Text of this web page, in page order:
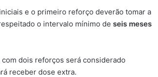
e o primeiro reforço deverão tomar a
o intervalo mínimo deseis meses
dois reforços será considerado
receber dose extra.